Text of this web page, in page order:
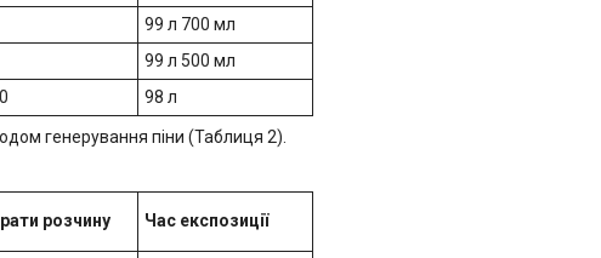
99 л 700 мл
99 л 500 мл
98 л
генерування піни (Таблиця 2).
розчину Час експозиції